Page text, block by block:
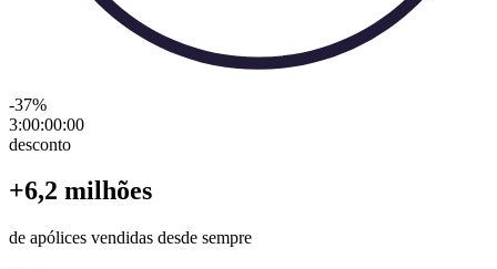
-37%
3:00:00:00
desconto
+6,2 milhões
de apólices vendidas desde sempre